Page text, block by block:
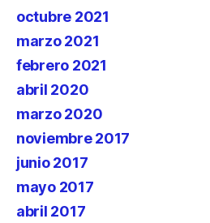
octubre 2021
marzo 2021
febrero 2021
abril 2020
marzo 2020
noviembre 2017
junio 2017
mayo 2017
abril 2017